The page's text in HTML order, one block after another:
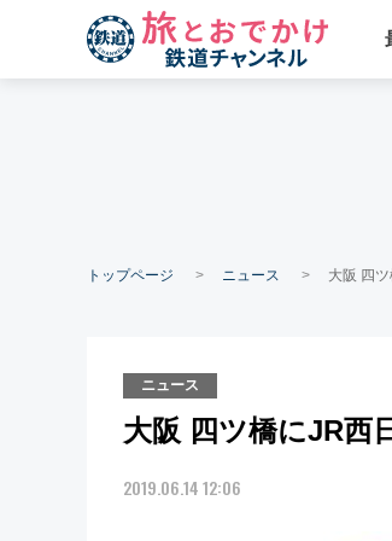
トップページ ニュース 大阪 四
ニュース
大阪 四ツ橋にJR西
2019.06.14 12:06